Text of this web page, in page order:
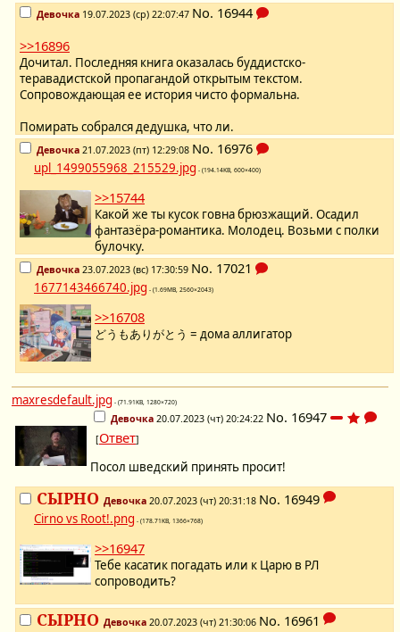
Девочка 19.07.2023 (ср) 22:07:47 No. 16944
>>16896
Дочитал. Последняя книга оказалась буддистско-
теравадистской пропагандой открытым текстом.
Сопровождающая ее история чисто формальна.
Помирать собрался дедушка, что ли.
Девочка 21.07.2023 (пт) 12:29:08 No. 16976
upl_1499055968_215529.jpg - (194.14KB, 600×400)
>>15744
Какой же ты кусок говна брюзжащий. Осадил
фантазёра-романтика. Молодец. Возьми с полки
булочку.
Девочка 23.07.2023 (вс) 17:30:59 No. 17021
1677143466740.jpg - (1.69MB, 2560×2043)
>>16708
どうもありがとう = дома аллигатор
maxresdefault.jpg - (71.91KB, 1280×720)
Девочка 20.07.2023 (чт) 20:24:22 No. 16947
[Ответ]
Посол шведский принять просит!
СЫРНО Девочка 20.07.2023 (чт) 20:31:18 No. 16949
Cirno vs Root!.png - (178.71KB, 1366×768)
>>16947
Тебе касатик погадать или к Царю в РЛ
сопроводить?
СЫРНО Девочка 20.07.2023 (чт) 21:30:06 No. 16961